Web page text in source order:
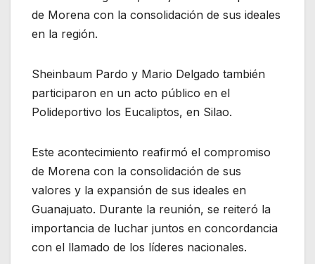
de Morena con la consolidación de sus ideales
en la región.
Sheinbaum Pardo y Mario Delgado también
participaron en un acto público en el
Polideportivo los Eucaliptos, en Silao.
Este acontecimiento reafirmó el compromiso
de Morena con la consolidación de sus
valores y la expansión de sus ideales en
Guanajuato. Durante la reunión, se reiteró la
importancia de luchar juntos en concordancia
con el llamado de los líderes nacionales.